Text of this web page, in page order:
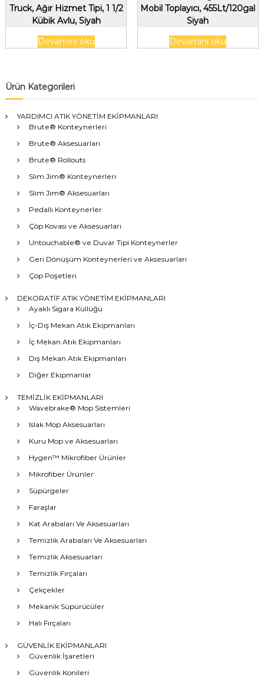
Truck, Ağır Hizmet Tipi, 1 1/2
Kübik Avlu, Siyah
Devamını oku
Mobil Toplayıcı, 455Lt/120gal
Siyah
Devamını oku
Ürün Kategorileri
YARDIMCI ATIK YÖNETİM EKİPMANLARI
Brute® Konteynerleri
Brute® Aksesuarları
Brute® Rollouts
Slim Jim® Konteynerleri
Slim Jim® Aksesuarları
Pedallı Konteynerler
Çöp Kovası ve Aksesuarları
Untouchable® ve Duvar Tipi Konteynerler
Geri Dönüşüm Konteynerleri ve Aksesuarları
Çöp Poşetleri
DEKORATİF ATIK YÖNETİM EKİPMANLARI
Ayaklı Sigara Küllüğü
İç-Dış Mekan Atık Ekipmanları
İç Mekan Atık Ekipmanları
Dış Mekan Atık Ekipmanları
Diğer Ekipmanlar
TEMİZLİK EKİPMANLARI
Wavebrake® Mop Sistemleri
Islak Mop Aksesuarları
Kuru Mop ve Aksesuarları
Hygen™ Mikrofiber Ürünler
Mikrofiber Ürünler
Süpürgeler
Faraşlar
Kat Arabaları Ve Aksesuarları
Temizlik Arabaları Ve Aksesuarları
Temizlik Aksesuarları
Temizlik Fırçaları
Çekçekler
Mekanik Süpürücüler
Halı Fırçaları
GÜVENLİK EKİPMANLARI
Güvenlik İşaretleri
Güvenlik Konileri